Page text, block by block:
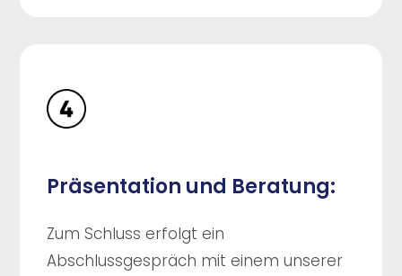
Präsentation und Beratung:
Zum Schluss erfolgt ein
Abschlussgespräch mit einem unserer